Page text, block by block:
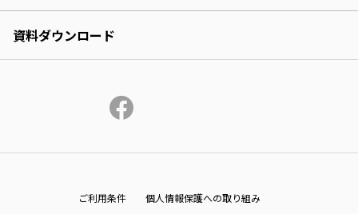
資料ダウンロード
ご利用条件 個人情報保護への取り組み